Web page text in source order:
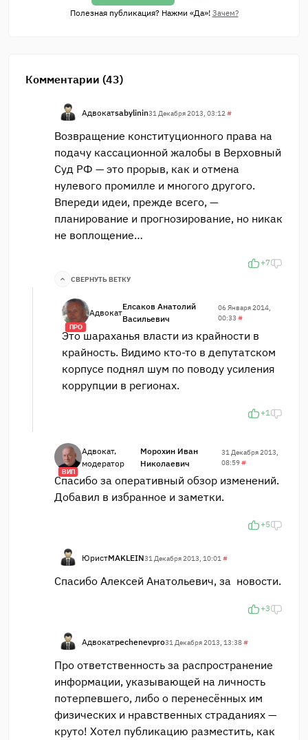
Полезная публикация? Нажми «Да»! Зачем?
Комментарии (43)
Адвокатsabylinin31 Декабря 2013, 03:12 #
Возвращение конституционного права на
подачу кассационной жалобы в Верховный
Суд РФ — это прорыв, как и отмена
нулевого промилле и многого другого.
Впереди идеи, прежде всего, —
планирование и прогнозирование, но никак
не воплощение…
+7
СВЕРНУТЬ ВЕТКУ
ПРО
Адвокат
Елсаков Анатолий
Васильевич
06 Января 2014,
00:33 #
Это шараханья власти из крайности в
крайность. Видимо кто-то в депутатском
корпусе поднял шум по поводу усиления
коррупции в регионах.
+1
ВИП
Адвокат,
модератор
Морохин Иван
Николаевич
31 Декабря 2013,
08:59#
Спасибо за оперативный обзор изменений.
Добавил в избранное и заметки.
+5
ЮристMAKLEIN31 Декабря 2013, 10:01 #
Спасибо Алексей Анатольевич, за новости.
+3
Адвокатpechenevpro31 Декабря 2013, 13:38#
Про ответственность за распространение
информации, указывающей на личность
потерпевшего, либо о перенесённых им
физических и нравственных страданиях —
круто! Хотел публикацию разместить, как